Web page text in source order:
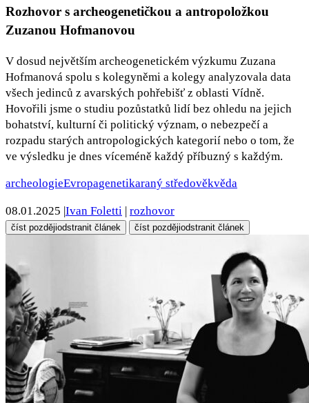
Rozhovor s archeogenetičkou a antropoložkou
Zuzanou Hofmanovou
V dosud největším archeogenetickém výzkumu Zuzana
Hofmanová spolu s kolegyněmi a kolegy analyzovala data
všech jedinců z avarských pohřebišť z oblasti Vídně.
Hovořili jsme o studiu pozůstatků lidí bez ohledu na jejich
bohatství, kulturní či politický význam, o nebezpečí a
rozpadu starých antropologických kategorií nebo o tom, že
ve výsledku je dnes víceméně každý příbuzný s každým.
archeologieEvropagenetikaraný středověkvěda
08.01.2025 |Ivan Foletti | rozhovor
číst pozdějiodstranit článek číst pozdějiodstranit článek